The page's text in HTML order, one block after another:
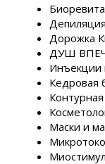
Депиляция
Дорожка
ДУШ
Инъекции
Кедровая
Контурная
Маски и